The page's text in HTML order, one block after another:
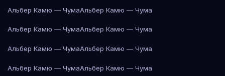
Альбер Камю — ЧумаАльбер Камю — Чума
Альбер Камю — ЧумаАльбер Камю — Чума
Альбер Камю — ЧумаАльбер Камю — Чума
Альбер Камю — ЧумаАльбер Камю — Чума